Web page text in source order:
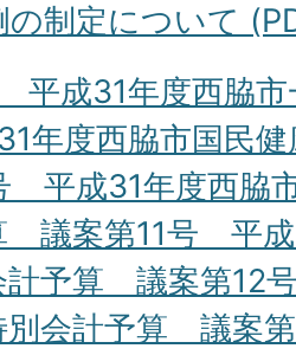
の制定について
平成31年度西脇
年度西脇市国民
平成31年度西脇
議案第11号 平成
計予算 議案第12
別会計予算 議案